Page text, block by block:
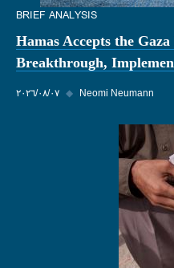
BRIEF ANALYSIS
Hamas Accepts the
Breakthrough,
٠٧‏/٠٨‏/٢٠٢٦ ◆ Neomi Neumann